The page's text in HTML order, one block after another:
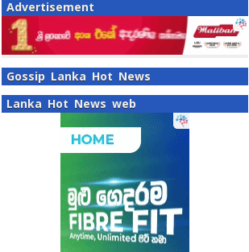
Advertisement
Gossip Lanka Hot News
Lanka Hot News web